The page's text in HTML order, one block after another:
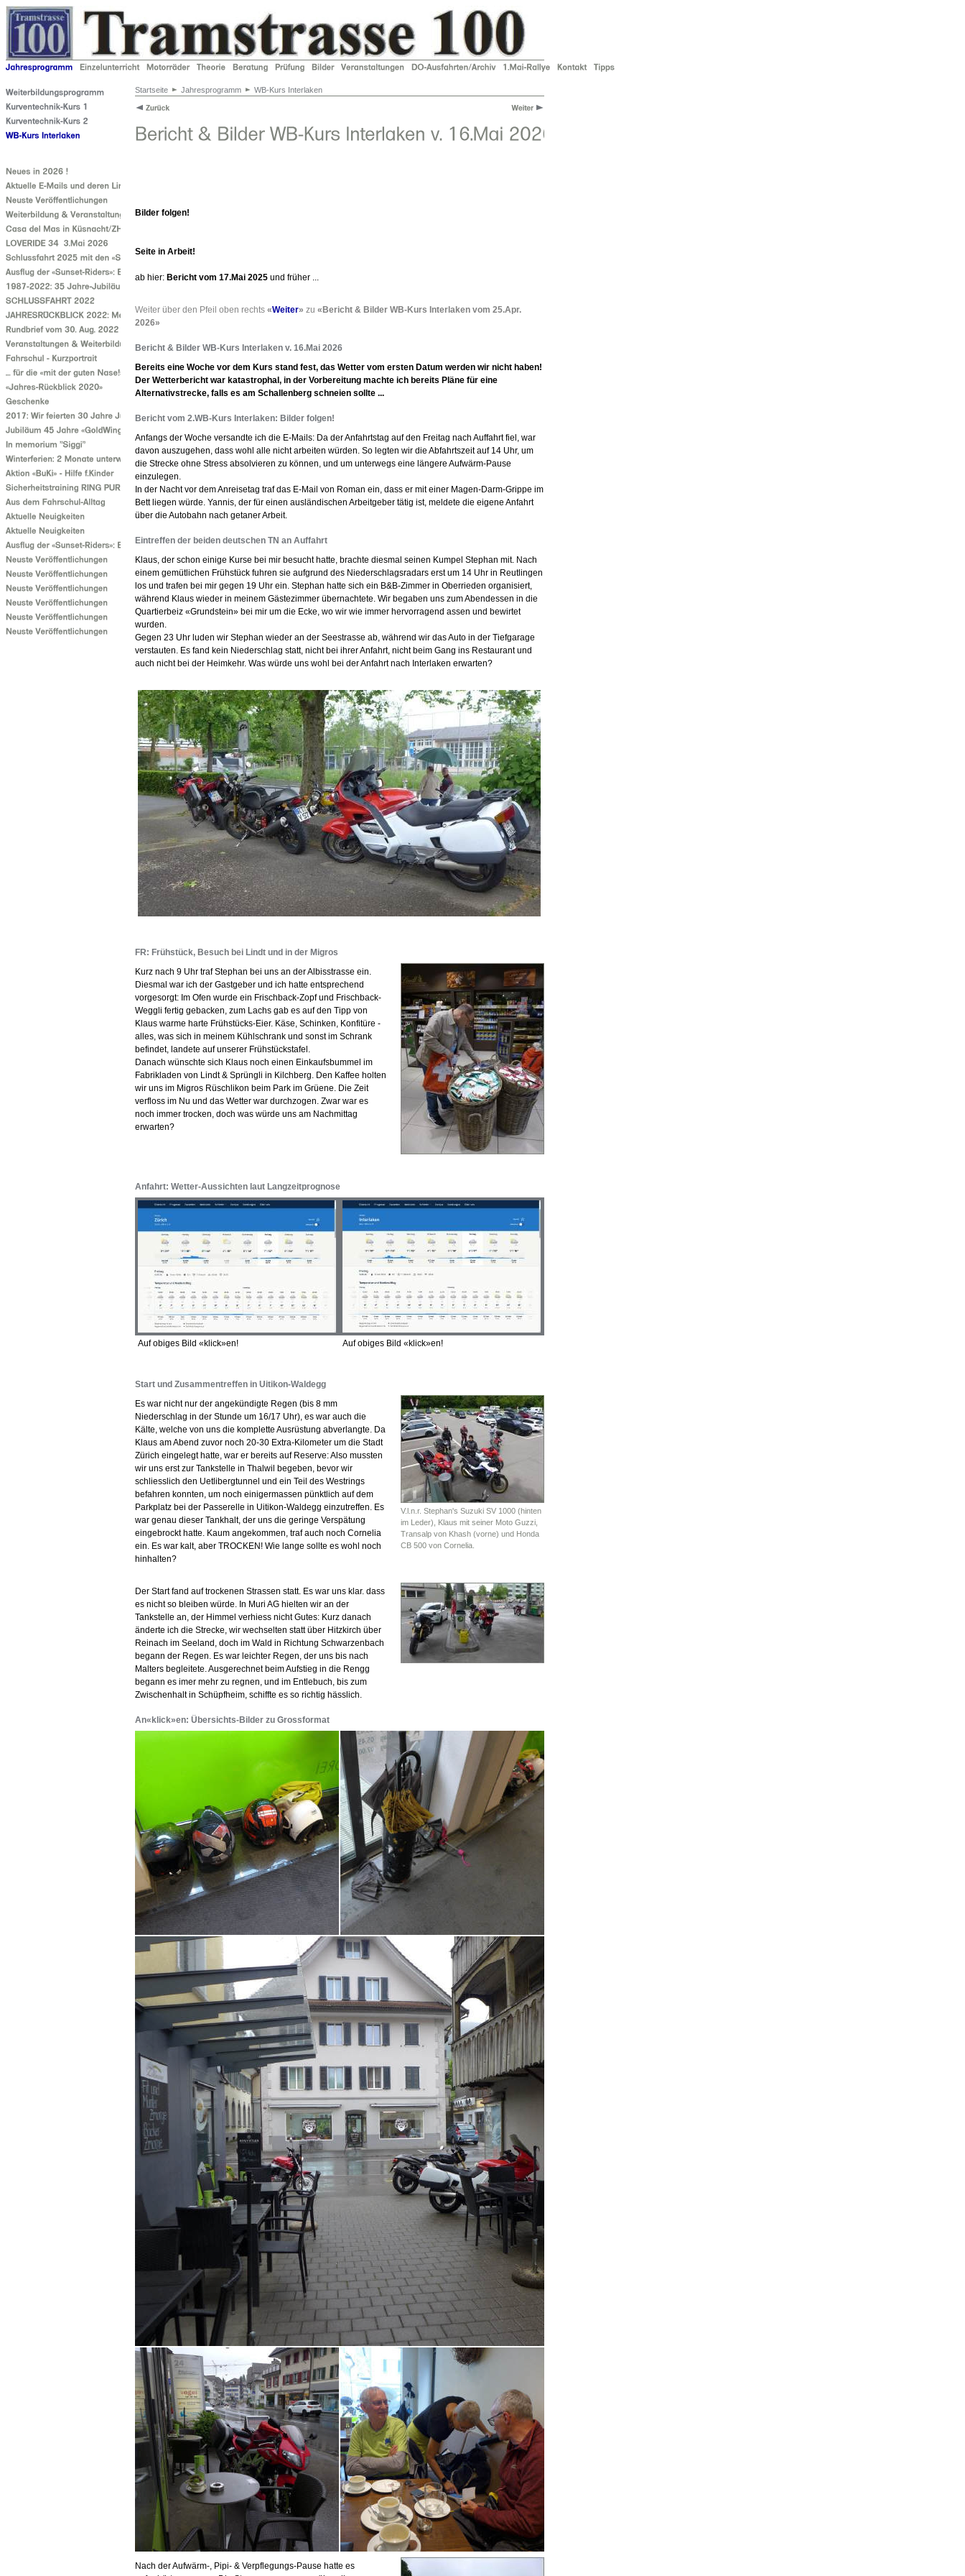
Startseite Jahresprogramm WB-Kurs Interlaken
Bilder folgen!
Seite in Arbeit!
ab hier: Bericht vom 17.Mai 2025 und früher ...
Weiter über den Pfeil oben rechts «Weiter» zu «Bericht & Bilder WB-Kurs Interlaken vom 25.Apr.
2026»
Bericht & Bilder WB-Kurs Interlaken v. 16.Mai 2026
Bereits eine Woche vor dem Kurs stand fest, das Wetter vom ersten Datum werden wir nicht haben!
Der Wetterbericht war katastrophal, in der Vorbereitung machte ich bereits Pläne für eine
Alternativstrecke, falls es am Schallenberg schneien sollte ...
Bericht vom 2.WB-Kurs Interlaken: Bilder folgen!
Anfangs der Woche versandte ich die E-Mails: Da der Anfahrtstag auf den Freitag nach Auffahrt fiel, war
davon auszugehen, dass wohl alle nicht arbeiten würden. So legten wir die Abfahrtszeit auf 14 Uhr, um
die Strecke ohne Stress absolvieren zu können, und um unterwegs eine längere Aufwärm-Pause
einzulegen.
In der Nacht vor dem Anreisetag traf das E-Mail von Roman ein, dass er mit einer Magen-Darm-Grippe im
Bett liegen würde. Yannis, der für einen ausländischen Arbeitgeber tätig ist, meldete die eigene Anfahrt
über die Autobahn nach getaner Arbeit.
Eintreffen der beiden deutschen TN an Auffahrt
Klaus, der schon einige Kurse bei mir besucht hatte, brachte diesmal seinen Kumpel Stephan mit. Nach
einem gemütlichen Frühstück fuhren sie aufgrund des Niederschlagsradars erst um 14 Uhr in Reutlingen
los und trafen bei mir gegen 19 Uhr ein. Stephan hatte sich ein B&B-Zimmer in Oberrieden organisiert,
während Klaus wieder in meinem Gästezimmer übernachtete. Wir begaben uns zum Abendessen in die
Quartierbeiz «Grundstein» bei mir um die Ecke, wo wir wie immer hervorragend assen und bewirtet
wurden.
Gegen 23 Uhr luden wir Stephan wieder an der Seestrasse ab, während wir das Auto in der Tiefgarage
verstauten. Es fand kein Niederschlag statt, nicht bei ihrer Anfahrt, nicht beim Gang ins Restaurant und
auch nicht bei der Heimkehr. Was würde uns wohl bei der Anfahrt nach Interlaken erwarten?
FR: Frühstück, Besuch bei Lindt und in der Migros
Kurz nach 9 Uhr traf Stephan bei uns an der Albisstrasse ein.
Diesmal war ich der Gastgeber und ich hatte entsprechend
vorgesorgt: Im Ofen wurde ein Frischback-Zopf und Frischback-
Weggli fertig gebacken, zum Lachs gab es auf den Tipp von
Klaus warme harte Frühstücks-Eier. Käse, Schinken, Konfitüre -
alles, was sich in meinem Kühlschrank und sonst im Schrank
befindet, landete auf unserer Frühstückstafel.
Danach wünschte sich Klaus noch einen Einkaufsbummel im
Fabrikladen von Lindt & Sprüngli in Kilchberg. Den Kaffee holten
wir uns im Migros Rüschlikon beim Park im Grüene. Die Zeit
verfloss im Nu und das Wetter war durchzogen. Zwar war es
noch immer trocken, doch was würde uns am Nachmittag
erwarten?
Anfahrt: Wetter-Aussichten laut Langzeitprognose
Auf obiges Bild «klick»en! Auf obiges Bild «klick»en!
Start und Zusammentreffen in Uitikon-Waldegg
Es war nicht nur der angekündigte Regen (bis 8 mm
Niederschlag in der Stunde um 16/17 Uhr), es war auch die
Kälte, welche von uns die komplette Ausrüstung abverlangte. Da
Klaus am Abend zuvor noch 20-30 Extra-Kilometer um die Stadt
Zürich eingelegt hatte, war er bereits auf Reserve: Also mussten
wir uns erst zur Tankstelle in Thalwil begeben, bevor wir
schliesslich den Uetlibergtunnel und ein Teil des Westrings
befahren konnten, um noch einigermassen pünktlich auf dem
Parkplatz bei der Passerelle in Uitikon-Waldegg einzutreffen. Es
war genau dieser Tankhalt, der uns die geringe Verspätung
eingebrockt hatte. Kaum angekommen, traf auch noch Cornelia
ein. Es war kalt, aber TROCKEN! Wie lange sollte es wohl noch
hinhalten?
V.l.n.r. Stephan's Suzuki SV 1000 (hinten
im Leder), Klaus mit seiner Moto Guzzi,
Transalp von Khash (vorne) und Honda
CB 500 von Cornelia.
Der Start fand auf trockenen Strassen statt. Es war uns klar. dass
es nicht so bleiben würde. In Muri AG hielten wir an der
Tankstelle an, der Himmel verhiess nicht Gutes: Kurz danach
änderte ich die Strecke, wir wechselten statt über Hitzkirch über
Reinach im Seeland, doch im Wald in Richtung Schwarzenbach
begann der Regen. Es war leichter Regen, der uns bis nach
Malters begleitete. Ausgerechnet beim Aufstieg in die Rengg
begann es imer mehr zu regnen, und im Entlebuch, bis zum
Zwischenhalt in Schüpfheim, schiffte es so richtig hässlich.
An«klick»en: Übersichts-Bilder zu Grossformat
Nach der Aufwärm-, Pipi- & Verpflegungs-Pause hatte es